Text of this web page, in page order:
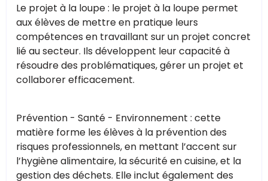
Le projet à la loupe : le projet à la loupe permet
aux élèves de mettre en pratique leurs
compétences en travaillant sur un projet concret
lié au secteur. Ils développent leur capacité à
résoudre des problématiques, gérer un projet et
collaborer efficacement.
Prévention - Santé - Environnement : cette
matière forme les élèves à la prévention des
risques professionnels, en mettant l’accent sur
l’hygiène alimentaire, la sécurité en cuisine, et la
gestion des déchets. Elle inclut également des